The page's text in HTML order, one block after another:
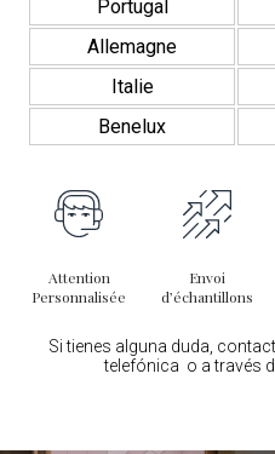
Portugal
Allemagne
Italie
Benelux
Attention
Personnalisée
Envoi
d’échantillons
Si tienes alguna duda,
telefónica o a través